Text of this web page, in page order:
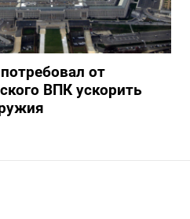
от
ВПК ускорить